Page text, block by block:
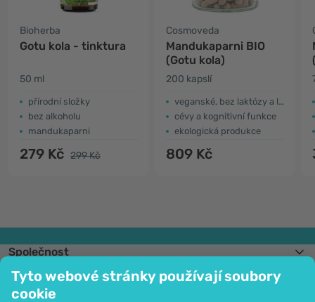
Tyto webové stránky používají soubory
cookie
Bioherba
Gotu kola - tinktura
50 ml
přírodní složky
bez alkoholu
mandukaparni
279 Kč 299 Kč
Cosmoveda
Mandukaparni BIO
(Gotu kola)
200 kapslí
veganské, bez laktózy a lepku
cévy a kognitivní funkce
ekologická produkce
809 Kč
Společnost
Informace
Připojte se k nám
Pomoc a objednávky